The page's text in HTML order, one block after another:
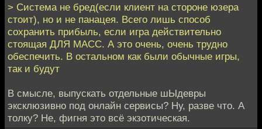
> Система не бред(если клиент на стороне юзера
стоит), но и не панацея. Всего лишь способ
сохранить прибыль, если игра действительно
стоящая ДЛЯ МАСС. А это очень, очень трудно
обеспечить. В остальном как были обычные игры,
так и будут
В смысле, выпускать отдельные шЫдевры
эксклюзивно под онлайн сервисы? Ну, разве что. А
толку? Не, фигня это всё экзотическая.